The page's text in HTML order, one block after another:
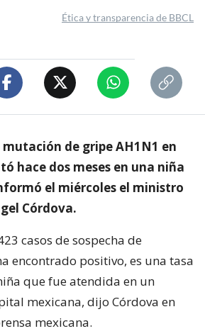
Ética y transparencia de BBCL
mutación de gripe AH1N1 en
hace dos meses en una niña
el miércoles el ministro
Córdova.
casos de sospecha de
encontrado positivo, es una tasa
que fue atendida en un
mexicana, dijo Córdova en
mexicana.